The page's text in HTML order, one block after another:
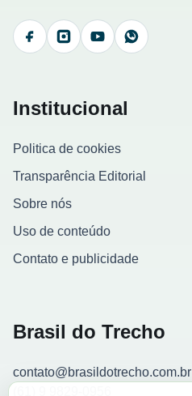
FacebookInstagramYouTubeWhatsApp
Institucional
Politica de cookies
Transparência Editorial
Sobre nós
Uso de conteúdo
Contato e publicidade
Brasil do Trecho
contato@brasildotrecho.com.br